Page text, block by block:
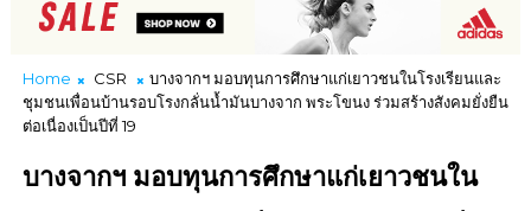
Home CSR
บางจากฯ มอบทุนการศึกษาแก่เยาวชนในโรงเรียนและ
ชุมชนเพื่อนบ้านรอบโรงกลั่นน้ำมันบางจาก พระโขนง ร่วมสร้างสังคมยั่งยืน
ต่อเนื่องเป็นปีที่ 19
บางจากฯ มอบทุนการศึกษาแก่เยาวชนใน